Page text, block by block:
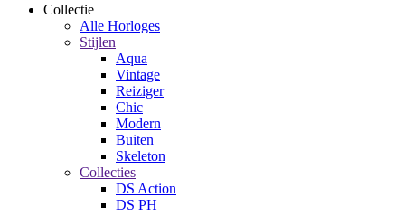
Collectie
Alle Horloges
Stijlen
Aqua
Vintage
Reiziger
Chic
Modern
Buiten
Skeleton
Collecties
DS Action
DS PH